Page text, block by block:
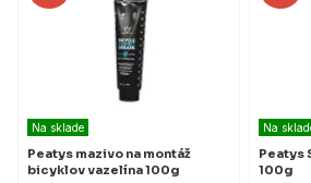
Na sklade
Peatys mazivo na montáž
bicyklov vazelína 100g
Na
Peatys
100g